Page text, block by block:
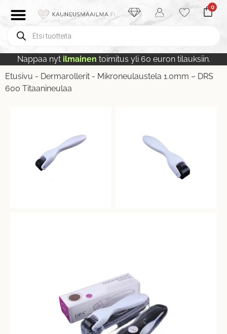
0
Nappaa nyt ilmainen toimitus yli 60 euron tilauksiin.
Etusivu - Dermarollerit - Mikroneulaustela 1.0mm – DRS
600 Titaanineulaa